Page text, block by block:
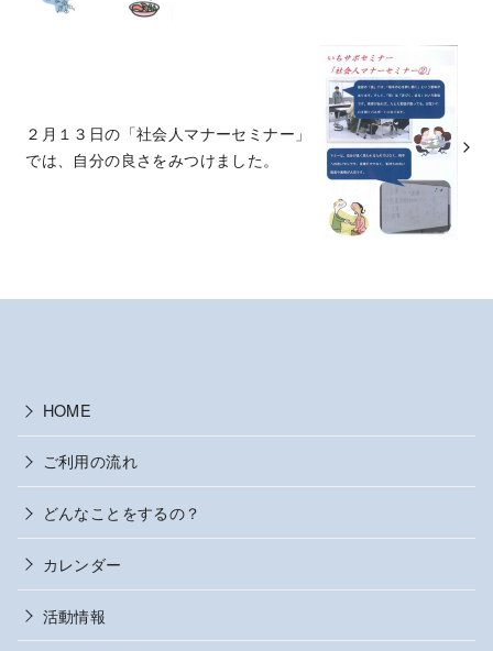
２月１３日の「社会人マナーセミナー」
では、自分の良さをみつけました。
HOME
ご利用の流れ
どんなことをするの？
カレンダー
活動情報